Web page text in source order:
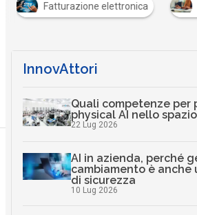
Fatturazione elettronica
InnovAttori
Quali competenze per
physical AI nello
22 Lug 2026
AI in azienda, perché
cambiamento è anche
di sicurezza
10 Lug 2026